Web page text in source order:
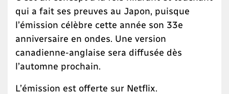
qui a fait ses preuves au Japon, puisque
l’émission célèbre cette année son 33e
anniversaire en ondes. Une version
canadienne-anglaise sera diffusée dès
l’automne prochain.
L’émission est offerte sur Netflix.